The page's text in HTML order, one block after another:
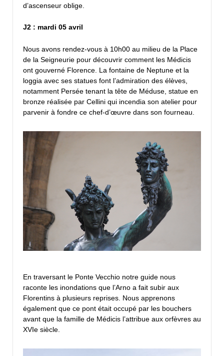
d’ascenseur oblige.
J2 : mardi 05 avril
Nous avons rendez-vous à 10h00 au milieu de la Place
de la Seigneurie pour découvrir comment les Médicis
ont gouverné Florence. La fontaine de Neptune et la
loggia avec ses statues font l’admiration des élèves,
notamment Persée tenant la tête de Méduse, statue en
bronze réalisée par Cellini qui incendia son atelier pour
parvenir à fondre ce chef-d’œuvre dans son fourneau.
En traversant le Ponte Vecchio notre guide nous
raconte les inondations que l’Arno a fait subir aux
Florentins à plusieurs reprises. Nous apprenons
également que ce pont était occupé par les bouchers
avant que la famille de Médicis l’attribue aux orfèvres au
XVIe siècle.